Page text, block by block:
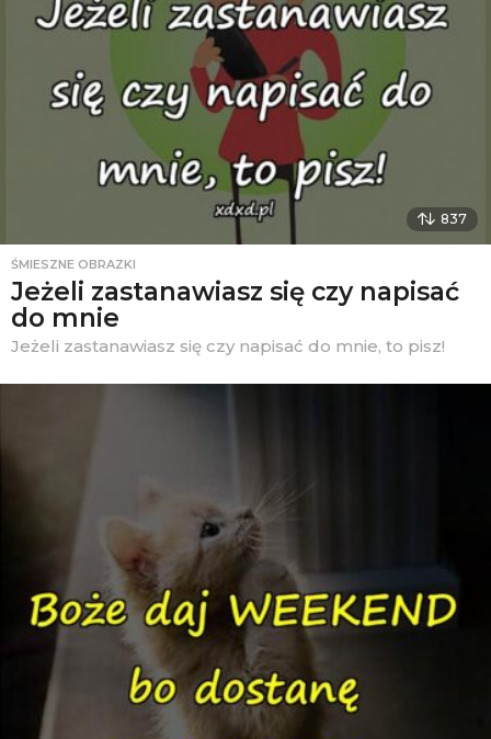
837
ŚMIESZNE OBRAZKI
Jeżeli zastanawiasz się czy napisać
do mnie
Jeżeli zastanawiasz się czy napisać do mnie, to pisz!